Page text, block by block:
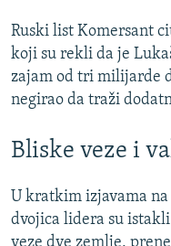
Ruski list Komersant
koji su rekli da je
zajam od tri milijarde
negirao da traži
Bliske veze i
U kratkim izjavama
dvojica lidera su